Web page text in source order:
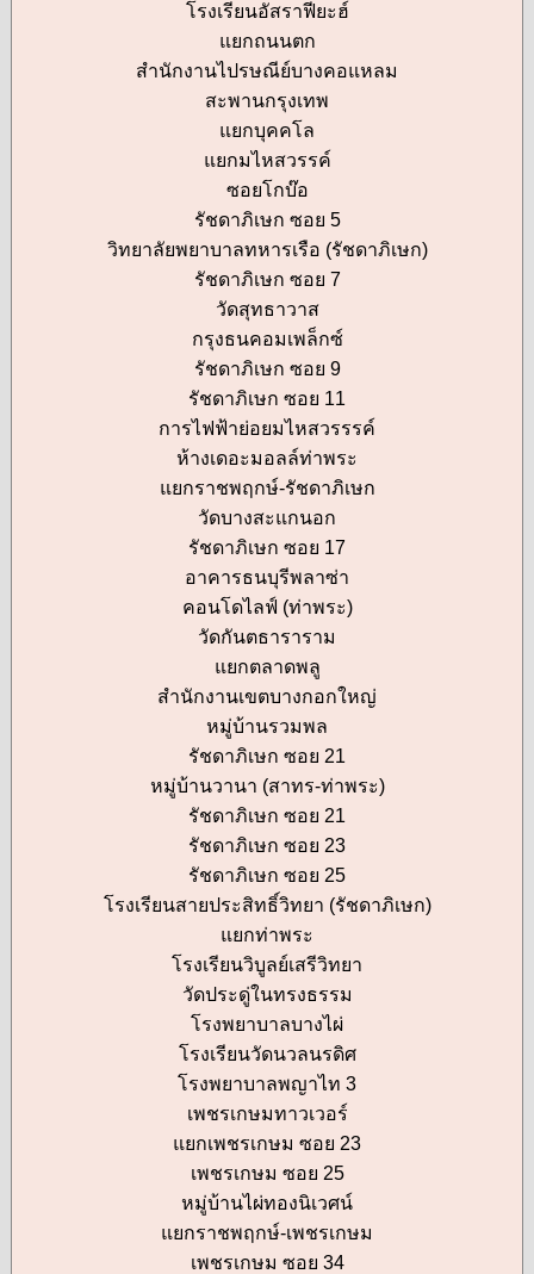
โรงเรียนอัสราฟียะฮ์
แยกถนนตก
สำนักงานไปรษณีย์บางคอแหลม
สะพานกรุงเทพ
แยกบุคคโล
แยกมไหสวรรค์
ซอยโกบ๊อ
รัชดาภิเษก ซอย 5
วิทยาลัยพยาบาลทหารเรือ (รัชดาภิเษก)
รัชดาภิเษก ซอย 7
วัดสุทธาวาส
กรุงธนคอมเพล็กซ์
รัชดาภิเษก ซอย 9
รัชดาภิเษก ซอย 11
การไฟฟ้าย่อยมไหสวรรรค์
ห้างเดอะมอลล์ท่าพระ
แยกราชพฤกษ์-รัชดาภิเษก
วัดบางสะแกนอก
รัชดาภิเษก ซอย 17
อาคารธนบุรีพลาซ่า
คอนโดไลฟ์ (ท่าพระ)
วัดกันตธาราราม
แยกตลาดพลู
สำนักงานเขตบางกอกใหญ่
หมู่บ้านรวมพล
รัชดาภิเษก ซอย 21
หมู่บ้านวานา (สาทร-ท่าพระ)
รัชดาภิเษก ซอย 21
รัชดาภิเษก ซอย 23
รัชดาภิเษก ซอย 25
โรงเรียนสายประสิทธิ์วิทยา (รัชดาภิเษก)
แยกท่าพระ
โรงเรียนวิบูลย์เสรีวิทยา
วัดประดู่ในทรงธรรม
โรงพยาบาลบางไผ่
โรงเรียนวัดนวลนรดิศ
โรงพยาบาลพญาไท 3
เพชรเกษมทาวเวอร์
แยกเพชรเกษม ซอย 23
เพชรเกษม ซอย 25
หมู่บ้านไผ่ทองนิเวศน์
แยกราชพฤกษ์-เพชรเกษม
เพชรเกษม ซอย 34